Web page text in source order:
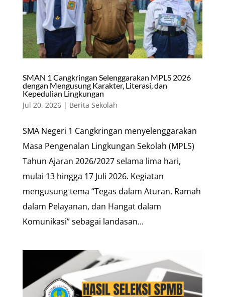
SMAN 1 Cangkringan Selenggarakan MPLS 2026
dengan Mengusung Karakter, Literasi, dan
Kepedulian Lingkungan
Jul 20, 2026| Berita Sekolah
SMA Negeri 1 Cangkringan menyelenggarakan
Masa Pengenalan Lingkungan Sekolah (MPLS)
Tahun Ajaran 2026/2027 selama lima hari,
mulai 13 hingga 17 Juli 2026. Kegiatan
mengusung tema “Tegas dalam Aturan, Ramah
dalam Pelayanan, dan Hangat dalam
Komunikasi” sebagai landasan...